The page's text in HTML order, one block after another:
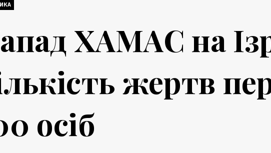
ХАМАС на
жертв
осіб